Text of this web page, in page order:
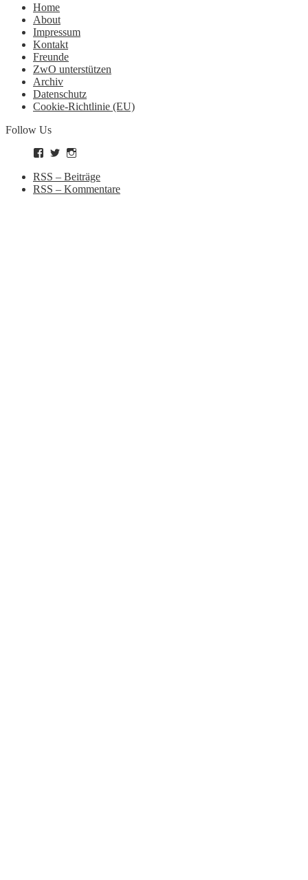
Home
About
Impressum
Kontakt
Freunde
ZwO unterstützen
Archiv
Datenschutz
Cookie-Richtlinie (EU)
Follow Us
Profil
zockworkorange
auf
Facebook
Profil
zockworkorange
auf
Twitter
zockworkorange
auf
Instagram
RSS – Beiträge
RSS – Kommentare